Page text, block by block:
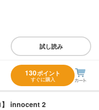
試し読み
130ポイント
すぐに購入
】 innocent 2